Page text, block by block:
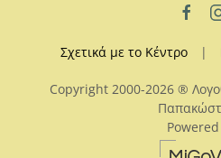
Σχετικά με το Κέντρο|
Copyright 2000-2026 ®